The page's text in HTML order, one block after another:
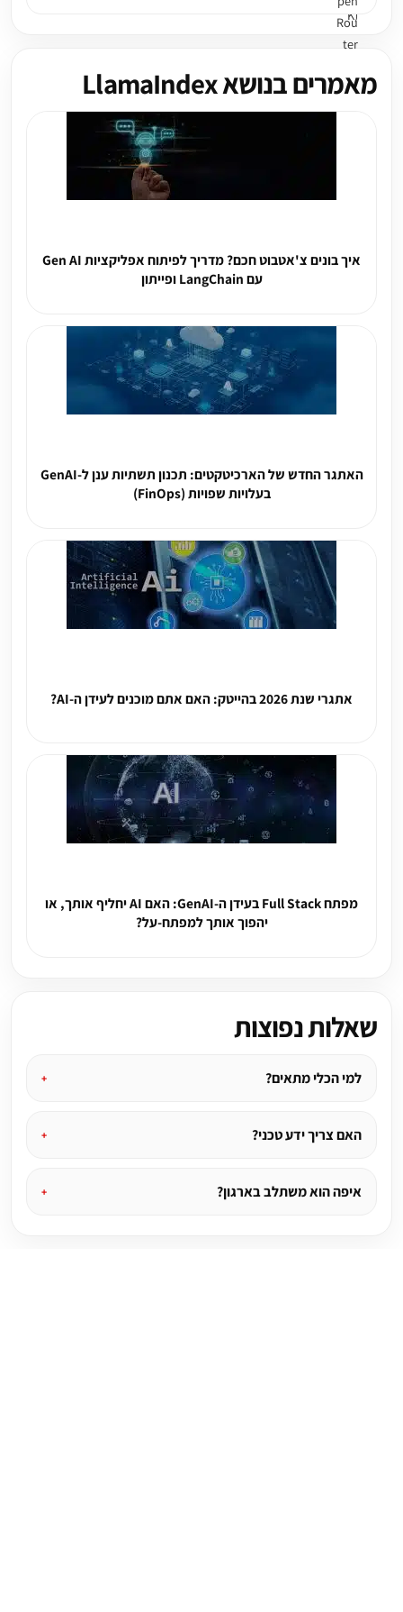
מאמרים בנושא LlamaIndex
איך בונים צ'אטבוט חכם? מדריך לפיתוח אפליקציות Gen AI
עם LangChain ופייתון
האתגר החדש של הארכיטקטים: תכנון תשתיות ענן ל-GenAI
בעלויות שפויות (FinOps)
אתגרי שנת 2026 בהייטק: האם אתם מוכנים לעידן ה-AI?
מפתח Full Stack בעידן ה-GenAI: האם AI יחליף אותך, או
יהפוך אותך למפתח-על?
שאלות נפוצות
למי הכלי מתאים?
האם צריך ידע טכני?
איפה הוא משתלב בארגון?